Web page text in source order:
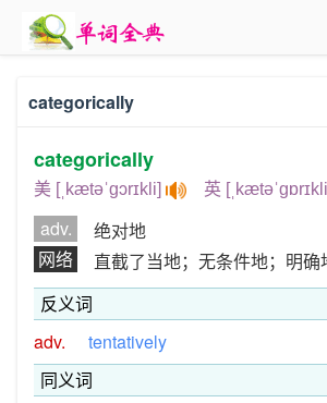
categorically
categorically
美 [ˌkætəˈɡɔrɪkli] 英
adv.
绝对地
网络
直截了当地；无条件地；明确
反义词
adv.
tentatively
同义词